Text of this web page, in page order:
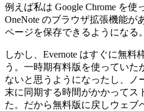
例えば私は Google Chrome を使
OneNote のブラウザ拡張機能が
ページを保存できるようになる。
しかし、Evernote はすぐに無料
う。一時期有料版を使っていた
ないと思うようになったし、ノ
末に同期する時間がかかってス
た。だから無料版に戻しウェブ